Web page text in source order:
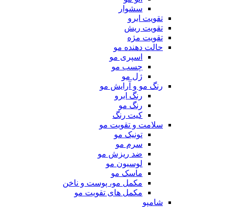
تقویت ابرو
تقویت ریش
تقویت مژه
حالت دهنده مو
اسپری مو
رنگ مو و آرایش مو
سلامت و تقویت مو
ضد ریزش مو
لوسیون مو
ماسک مو
مکمل مو، پوست و ناخن
مکمل های تقویت مو